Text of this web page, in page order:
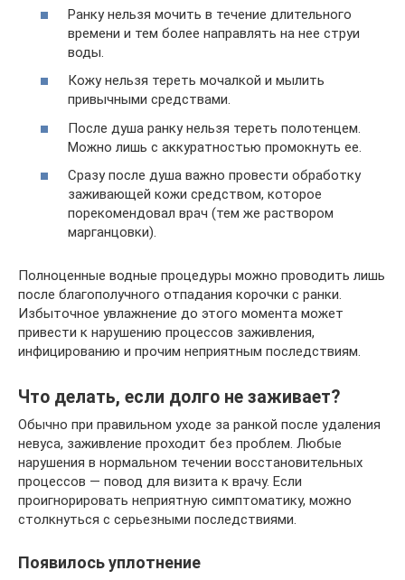
Ранку нельзя мочить в течение длительного
времени и тем более направлять на нее струи
воды.
Кожу нельзя тереть мочалкой и мылить
привычными средствами.
После душа ранку нельзя тереть полотенцем.
Можно лишь с аккуратностью промокнуть ее.
Сразу после душа важно провести обработку
заживающей кожи средством, которое
порекомендовал врач (тем же раствором
марганцовки).
Полноценные водные процедуры можно проводить лишь
после благополучного отпадания корочки с ранки.
Избыточное увлажнение до этого момента может
привести к нарушению процессов заживления,
инфицированию и прочим неприятным последствиям.
Что делать, если долго не заживает?
Обычно при правильном уходе за ранкой после удаления
невуса, заживление проходит без проблем. Любые
нарушения в нормальном течении восстановительных
процессов — повод для визита к врачу. Если
проигнорировать неприятную симптоматику, можно
столкнуться с серьезными последствиями.
Появилось уплотнение